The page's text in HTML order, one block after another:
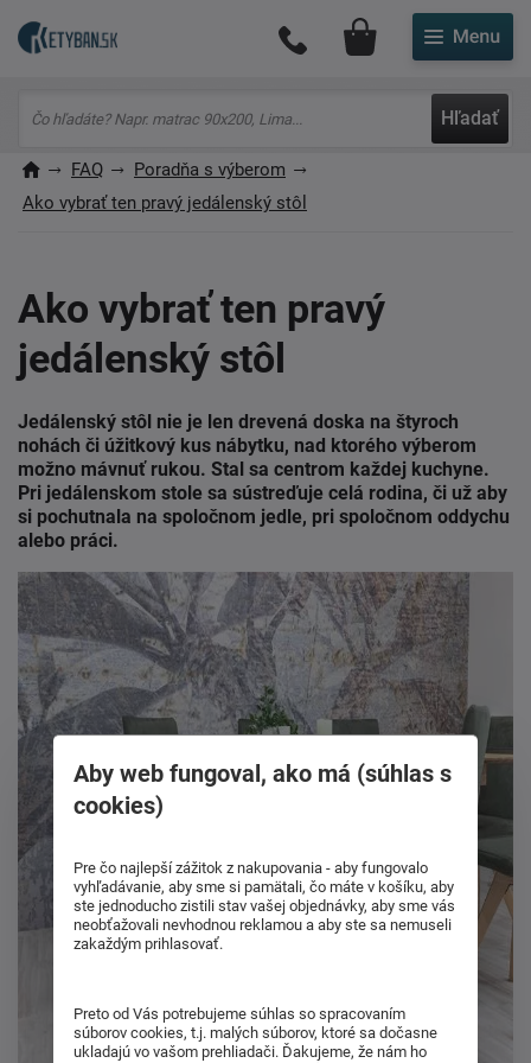
Hľadať
Môj účet
FAQ
Poradňa s výberom
Ako vybrať ten pravý jedálenský stôl
Ako vybrať ten pravý
jedálenský stôl
Jedálenský stôl nie je len drevená doska na štyroch
nohách či úžitkový kus nábytku, nad ktorého výberom
možno mávnuť rukou. Stal sa centrom každej kuchyne.
Pri jedálenskom stole sa sústreďuje celá rodina, či už aby
si pochutnala na spoločnom jedle, pri spoločnom oddychu
alebo práci.
Aby web fungoval, ako má (súhlas s
cookies)
Pre čo najlepší zážitok z nakupovania - aby fungovalo
vyhľadávanie, aby sme si pamätali, čo máte v košíku, aby
ste jednoducho zistili stav vašej objednávky, aby sme vás
neobťažovali nevhodnou reklamou a aby ste sa nemuseli
zakaždým prihlasovať.
Preto od Vás potrebujeme súhlas so spracovaním
súborov cookies, t.j. malých súborov, ktoré sa dočasne
ukladajú vo vašom prehliadači. Ďakujeme, že nám ho